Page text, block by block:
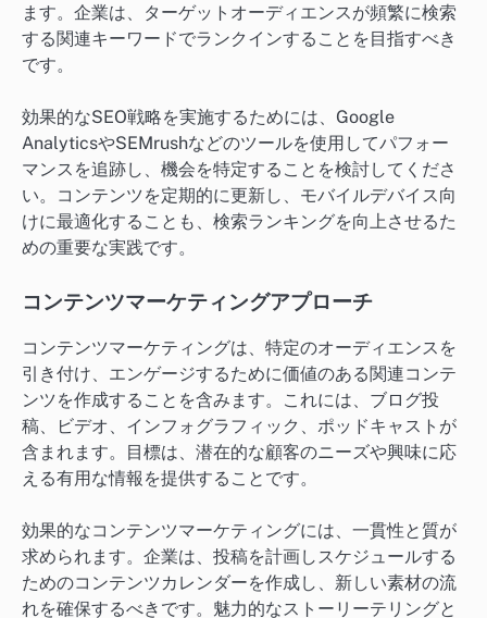
ます。企業は、ターゲットオーディエンスが頻繁に検索
する関連キーワードでランクインすることを目指すべき
です。
効果的なSEO戦略を実施するためには、Google
AnalyticsやSEMrushなどのツールを使用してパフォー
マンスを追跡し、機会を特定することを検討してくださ
い。コンテンツを定期的に更新し、モバイルデバイス向
けに最適化することも、検索ランキングを向上させるた
めの重要な実践です。
コンテンツマーケティングアプローチ
コンテンツマーケティングは、特定のオーディエンスを
引き付け、エンゲージするために価値のある関連コンテ
ンツを作成することを含みます。これには、ブログ投
稿、ビデオ、インフォグラフィック、ポッドキャストが
含まれます。目標は、潜在的な顧客のニーズや興味に応
える有用な情報を提供することです。
効果的なコンテンツマーケティングには、一貫性と質が
求められます。企業は、投稿を計画しスケジュールする
ためのコンテンツカレンダーを作成し、新しい素材の流
れを確保するべきです。魅力的なストーリーテリングと